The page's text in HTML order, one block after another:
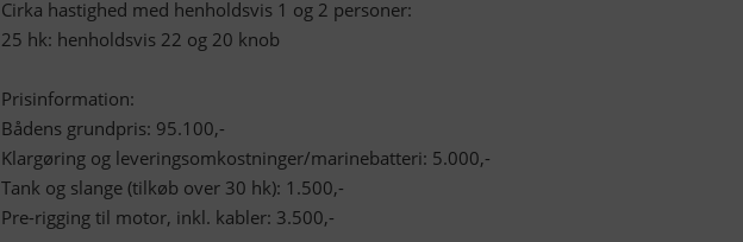
Cirka hastighed med henholdsvis 1 og 2 personer:
25 hk: henholdsvis 22 og 20 knob
Prisinformation:
Bådens grundpris: 95.100,-
Klargøring og leveringsomkostninger/marinebatteri: 5.000,-
Tank og slange (tilkøb over 30 hk): 1.500,-
Pre-rigging til motor, inkl. kabler: 3.500,-